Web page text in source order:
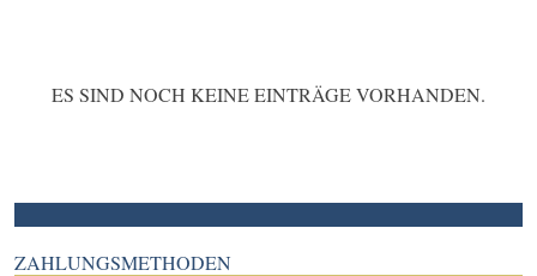
ES SIND NOCH KEINE EINTRÄGE VORHANDEN.
ZAHLUNGSMETHODEN